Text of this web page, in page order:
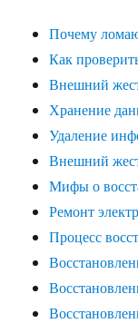
Почему
Как
Внешний
Хранение
Удаление
Внешний
Мифы о
Ремонт
Процесс